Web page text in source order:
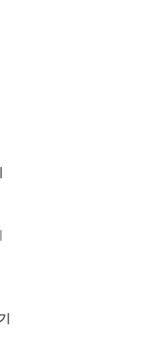
료 다루기